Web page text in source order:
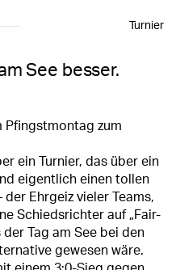
Turnier
See besser.
Pfingstmontag zum
ein Turnier, das über ein
eigentlich einen tollen
Ehrgeiz vieler Teams,
Schiedsrichter auf „Fair-
der Tag am See bei den
gewesen wäre.